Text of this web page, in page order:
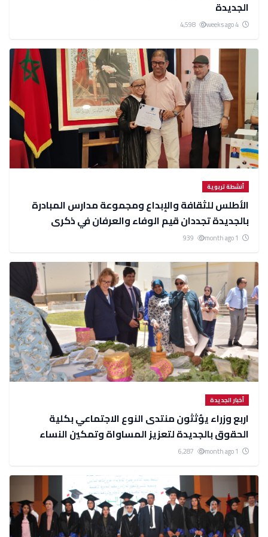
الجديدة
أنشطة تربوية
الأطلس للثقافة والإبداع ومجموعة مدارس المبادرة
بالجديدة تجددان قيم الوفاء والعرفان في ذكرى
إبراهيم الحجري.
أخبار الجديدة
اربع وزراء يؤثثون منتدى النوع الاجتماعي بكلية
الحقوق بالجديدة لتعزيز المساواة وتمكين النساء